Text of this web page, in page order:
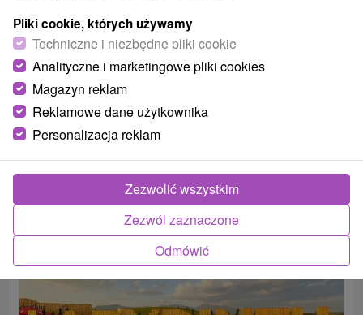
Jeziora, jeziora, zbiorniki wodne
Atrakcje dla dzieci(52) Zabytki techniki
Wodospady(14) Kościoły drewniane(3)
Aquaparki, baseny(8)
Wsie i miasta
Liptovský Mikuláš(5) Vysoké Tatry(2)
Pliki cookie, których używamy
Techniczne i niezbędne pliki cookie
Analityczne i marketingowe pliki cookies
Magazyn reklam
Reklamowe dane użytkownika
Personalizacja reklam
Odmówić
Zezwól zaznaczone
Zezwolić wszystkim